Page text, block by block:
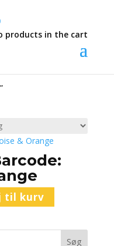
products in the cart
til kurv
Søg